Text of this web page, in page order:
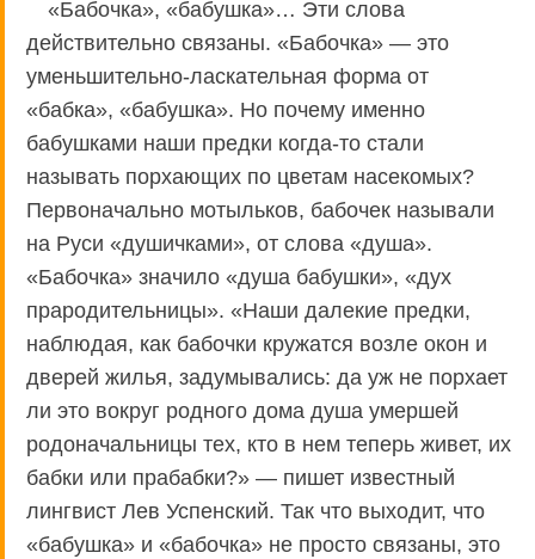
«Бабочка», «бабушка»… Эти слова
действительно связаны. «Бабочка» — это
уменьшительно-ласкательная форма от
«бабка», «бабушка». Но почему именно
бабушками наши предки когда-то стали
называть порхающих по цветам насекомых?
Первоначально мотыльков, бабочек называли
на Руси «душичками», от слова «душа».
«Бабочка» значило «душа бабушки», «дух
прародительницы». «Наши далекие предки,
наблюдая, как бабочки кружатся возле окон и
дверей жилья, задумывались: да уж не порхает
ли это вокруг родного дома душа умершей
родоначальницы тех, кто в нем теперь живет, их
бабки или прабабки?» — пишет известный
лингвист Лев Успенский. Так что выходит, что
«бабушка» и «бабочка» не просто связаны, это